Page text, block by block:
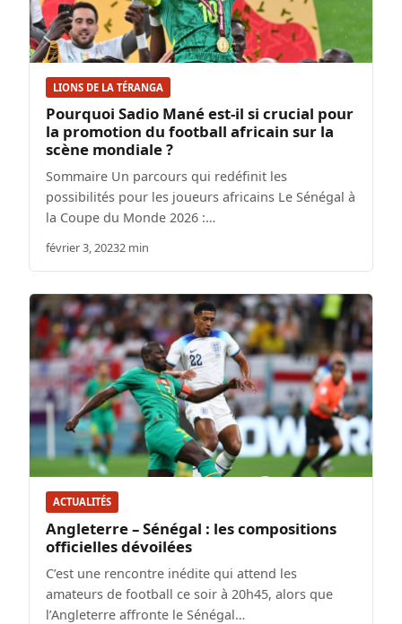
LIONS DE LA TÉRANGA
Pourquoi Sadio Mané est-il si crucial pour
la promotion du football africain sur la
scène mondiale ?
Sommaire Un parcours qui redéfinit les
possibilités pour les joueurs africains Le Sénégal à
la Coupe du Monde 2026 :…
février 3, 20232 min
ACTUALITÉS
Angleterre – Sénégal : les compositions
officielles dévoilées
C’est une rencontre inédite qui attend les
amateurs de football ce soir à 20h45, alors que
l’Angleterre affronte le Sénégal…